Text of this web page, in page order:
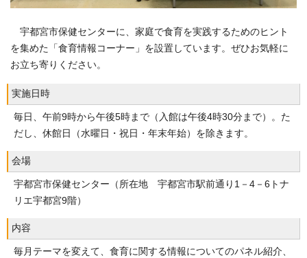
宇都宮市保健センターに、家庭で食育を実践するためのヒント
を集めた「食育情報コーナー」を設置しています。ぜひお気軽に
お立ち寄りください。
実施日時
毎日、午前9時から午後5時まで（入館は午後4時30分まで）。た
だし、休館日（水曜日・祝日・年末年始）を除きます。
会場
宇都宮市保健センター（所在地 宇都宮市駅前通り1－4－6トナ
リエ宇都宮9階）
内容
毎月テーマを変えて、食育に関する情報についてのパネル紹介、